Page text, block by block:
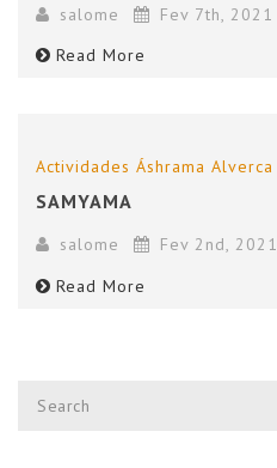
salome Fev 7th, 2021
Read More
Actividades Áshrama Alverca
SAMYAMA
salome Fev 2nd, 2021
Read More